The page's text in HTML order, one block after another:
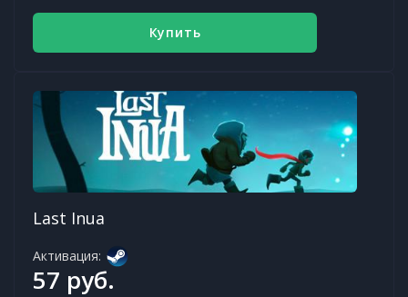
Купить
Last Inua
Активация:
57 руб.